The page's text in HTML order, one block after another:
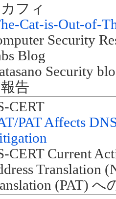
フィ
Cat-is-Out-of-
Security
Blog
Security
告
CERT
PAT Affects
CERT Current
Translation
(PAT) へ